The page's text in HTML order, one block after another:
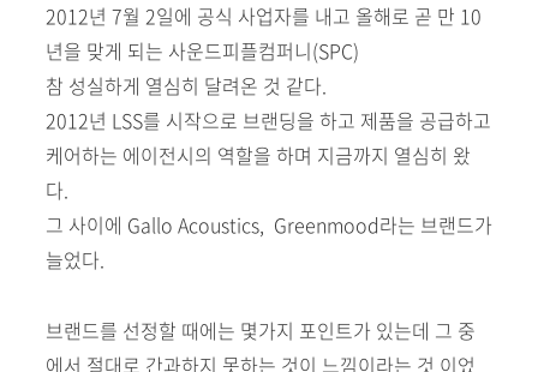
2012년 7월 2일에 공식 사업자를 내고 올해로 곧 만 10
년을 맞게 되는 사운드피플컴퍼니(SPC)
참 성실하게 열심히 달려온 것 같다.
2012년 LSS를 시작으로 브랜딩을 하고 제품을 공급하고
케어하는 에이전시의 역할을 하며 지금까지 열심히 왔
다.
그 사이에 Gallo Acoustics, Greenmood라는 브랜드가
늘었다.
브랜드를 선정할 때에는 몇가지 포인트가 있는데 그 중
에서 절대로 간과하지 못하는 것이 느낌이라는 것 이었